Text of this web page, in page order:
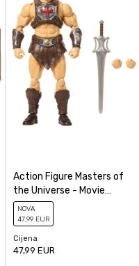
Action Figure Masters of
the Universe - Movie
Chronicles - He-Man
NOVA
47,99 EUR
Cijena
47,99 EUR